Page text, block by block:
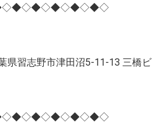
県習志野市津田沼5-11-13 三橋ビ